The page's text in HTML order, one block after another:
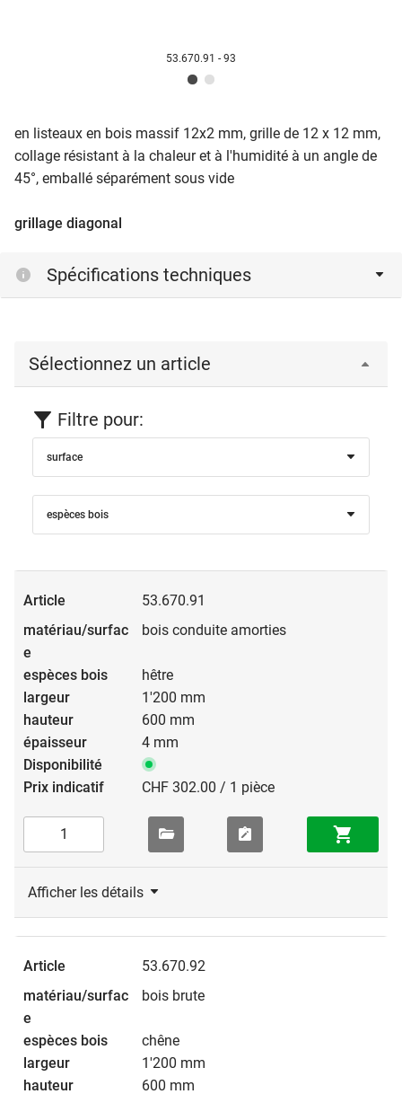
53.670.91 - 93
en listeaux en bois massif 12x2 mm, grille de 12 x 12 mm,
collage résistant à la chaleur et à l'humidité à un angle de
45°, emballé séparément sous vide
grillage diagonal
Spécifications techniques
Sélectionnez un article
Filtre pour:
surface
espèces bois
53.670.91
bois conduite amorties
hêtre
1'200 mm
600 mm
4 mm
CHF 302.00 / 1 pièce
Afficher les détails
53.670.92
bois brute
chêne
1'200 mm
600 mm